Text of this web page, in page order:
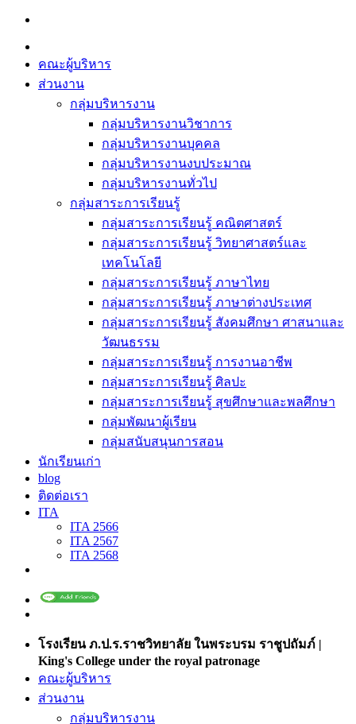
Skip
content
คณะผู้บริหาร
ส่วนงาน
กลุ่มบริหารงาน
กลุ่มบริหารงานวิชาการ
กลุ่มบริหารงานบุคคล
กลุ่มบริหารงานงบประมาณ
กลุ่มบริหารงานทั่วไป
กลุ่มสาระการเรียนรู้
กลุ่มสาระการเรียนรู้ คณิตศาสตร์
กลุ่มสาระการเรียนรู้ วิทยาศาสตร์และ
เทคโนโลยี
กลุ่มสาระการเรียนรู้ ภาษาไทย
กลุ่มสาระการเรียนรู้ ภาษาต่างประเทศ
กลุ่มสาระการเรียนรู้ สังคมศึกษา ศาสนาและ
วัฒนธรรม
กลุ่มสาระการเรียนรู้ การงานอาชีพ
กลุ่มสาระการเรียนรู้ ศิลปะ
กลุ่มสาระการเรียนรู้ สุขศึกษาและพลศึกษา
กลุ่มพัฒนาผู้เรียน
กลุ่มสนับสนุนการสอน
นักเรียนเก่า
blog
ติดต่อเรา
ITA
ITA 2566
ITA 2567
ITA 2568
โรงเรียน ภ.ป.ร.ราชวิทยาลัย ในพระบรม ราชูปถัมภ์ |
King's College under the royal patronage
คณะผู้บริหาร
ส่วนงาน
กลุ่มบริหารงาน